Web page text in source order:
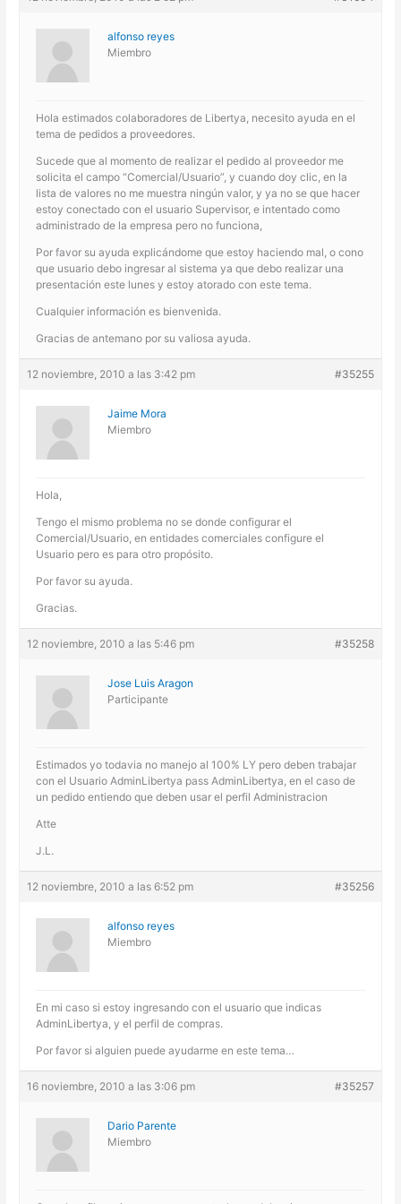
alfonso reyes
Miembro
Hola estimados colaboradores de Libertya, necesito ayuda en el
tema de pedidos a proveedores.
Sucede que al momento de realizar el pedido al proveedor me
solicita el campo “Comercial/Usuario”, y cuando doy clic, en la
lista de valores no me muestra ningún valor, y ya no se que hacer
estoy conectado con el usuario Supervisor, e intentado como
administrado de la empresa pero no funciona,
Por favor su ayuda explicándome que estoy haciendo mal, o cono
que usuario debo ingresar al sistema ya que debo realizar una
presentación este lunes y estoy atorado con este tema.
Cualquier información es bienvenida.
Gracias de antemano por su valiosa ayuda.
12 noviembre, 2010 a las 3:42 pm #35255
Jaime Mora
Miembro
Hola,
Tengo el mismo problema no se donde configurar el
Comercial/Usuario, en entidades comerciales configure el
Usuario pero es para otro propósito.
Por favor su ayuda.
Gracias.
12 noviembre, 2010 a las 5:46 pm #35258
Jose Luis Aragon
Participante
Estimados yo todavia no manejo al 100% LY pero deben trabajar
con el Usuario AdminLibertya pass AdminLibertya, en el caso de
un pedido entiendo que deben usar el perfil Administracion
Atte
J.L.
12 noviembre, 2010 a las 6:52 pm #35256
alfonso reyes
Miembro
En mi caso si estoy ingresando con el usuario que indicas
AdminLibertya, y el perfil de compras.
Por favor si alguien puede ayudarme en este tema…
16 noviembre, 2010 a las 3:06 pm #35257
Dario Parente
Miembro